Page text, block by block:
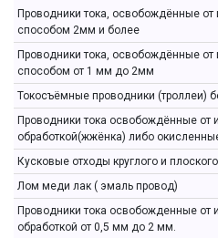
Проводники тока, освобождённые
способом 2мм и более
Проводники тока, освобождённые
способом от 1 мм до 2мм
Токосъёмные проводники (троллеи)
Проводники тока освобождённые от
обработкой(жжёнка) либо
Кусковые отходы круглого и
Лом меди лак ( эмаль провод)
Проводники тока освобожденные от
обработкой от 0,5 мм до 2 мм.